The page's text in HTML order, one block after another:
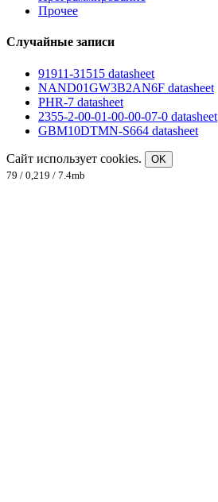
Прочее
Случайные записи
91911-31515 datasheet
NAND01GW3B2AN6F datasheet
PHR-7 datasheet
2355-2-00-01-00-00-07-0 datasheet
GBM10DTMN-S664 datasheet
Сайт использует cookies.
OK
79 / 0,219 / 7.4mb